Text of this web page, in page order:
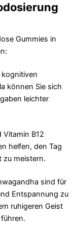
Gummies in
kognitiven
können Sie sich
leichter
Vitamin B12
helfen, den Tag
zu meistern.
sind für
Entspannung zu
ruhigeren Geist